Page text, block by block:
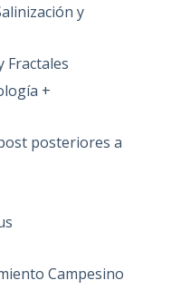
y
Fractales
+
posteriores a
Campesino